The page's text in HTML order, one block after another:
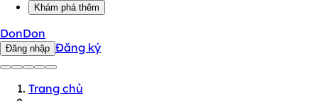
Khám phá thêm
DonDon
Đăng nhập Đăng ký
Trang chủ